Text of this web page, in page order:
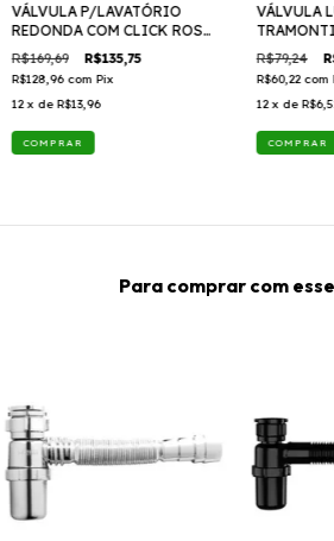
VÁLVULA P/LAVATÓRIO
REDONDA COM CLICK ROSE
- MARCA: FANI METAIS CÓD.
1608 RV
R$169,69 R$135,75
R$128,96 com Pix
12 x de R$13,96
VÁLVULA
R$79,24
R$60,22com
12 x de
Para comprar com